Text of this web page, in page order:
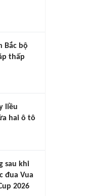
Bắc bộ
thấp
liều
hai ô tô
sau khi
đua Vua
2026